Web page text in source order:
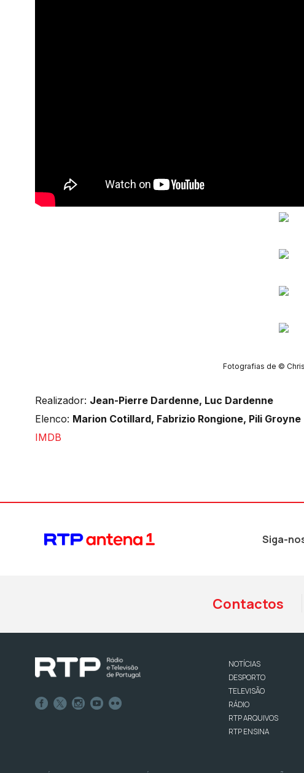
Fotografias de ©
Realizador: Jean-Pierre Dardenne, Luc Dardenne
Elenco: Marion Cotillard, Fabrizio Rongione, Pili Groyne
IMDB
Siga-
Contactos
NOTÍCIAS
DESPORTO
TELEVISÃO
RÁDIO
RTP ARQUIVOS
RTP ENSINA